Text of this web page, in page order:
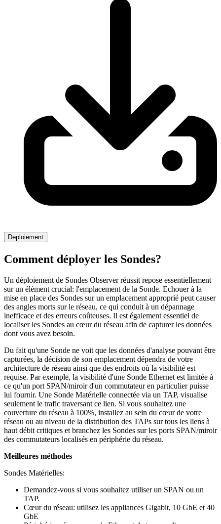
Deploiement
Comment déployer les Sondes?
Un déploiement de Sondes Observer réussit repose essentiellement
sur un élément crucial: l'emplacement de la Sonde. Echouer à la
mise en place des Sondes sur un emplacement approprié peut causer
des angles morts sur le réseau, ce qui conduit à un dépannage
inefficace et des erreurs coûteuses. Il est également essentiel de
localiser les Sondes au cœur du réseau afin de capturer les données
dont vous avez besoin.
Du fait qu'une Sonde ne voit que les données d'analyse pouvant être
capturées, la décision de son emplacement dépendra de votre
architecture de réseau ainsi que des endroits où la visibilité est
requise. Par exemple, la visibilité d'une Sonde Ethernet est limitée à
ce qu'un port SPAN/miroir d'un commutateur en particulier puisse
lui fournir. Une Sonde Matérielle connectée via un TAP, visualise
seulement le trafic traversant ce lien. Si vous souhaitez une
couverture du réseau à 100%, installez au sein du cœur de votre
réseau ou au niveau de la distribution des TAPs sur tous les liens à
haut débit critiques et branchez les Sondes sur les ports SPAN/miroir
des commutateurs localisés en périphérie du réseau.
Meilleures méthodes
Sondes Matérielles:
Demandez-vous si vous souhaitez utiliser un SPAN ou un
TAP.
Cœur du réseau: utilisez les appliances Gigabit, 10 GbE et 40
GbE